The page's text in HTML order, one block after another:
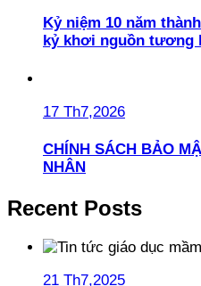
Kỷ niệm 10 năm
kỷ khơi nguồn tương
17 Th7,2026
CHÍNH SÁCH BẢO
NHÂN
Recent Posts
21 Th7,2025